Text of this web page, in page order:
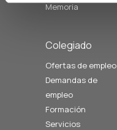
Memoria
Colegiado
Ofertas de empleo
Demandas de
empleo
Formación
Servicios